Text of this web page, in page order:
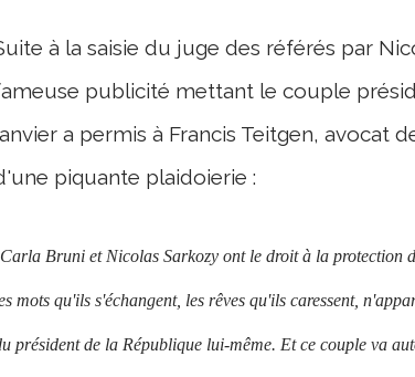
à la saisie du juge des référés par
publicité mettant le couple
a permis à Francis Teitgen, avocat
piquante plaidoierie :
Carla Bruni et Nicolas Sarkozy ont le droit à la protection
mots qu'ils s'échangent, les rêves qu'ils caressent,
président de la République lui-même. Et ce couple va